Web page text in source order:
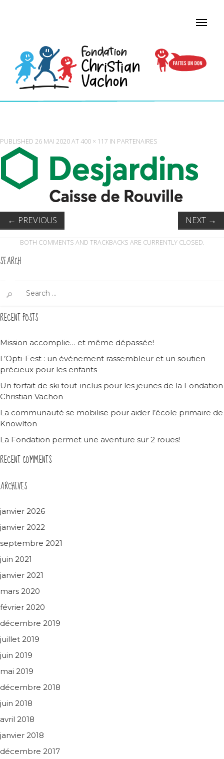
PUBLISHED 26 MAI 2020AT 400 × 117 IN PARTENAIRES
← PREVIOUS NEXT →
BOTH COMMENTS AND TRACKBACKS ARE CURRENTLY CLOSED.
SEARCH
for:
RECENT POSTS
Mission accomplie… et même dépassée!
L’Opti-Fest : un événement rassembleur et un soutien
précieux pour les enfants
Un forfait de ski tout-inclus pour les jeunes de la Fondation
Christian Vachon
La communauté se mobilise pour aider l’école primaire de
Knowlton
La Fondation permet une aventure sur 2 roues!
RECENT COMMENTS
ARCHIVES
janvier 2026
janvier 2022
septembre 2021
juin 2021
janvier 2021
mars 2020
février 2020
décembre 2019
juillet 2019
juin 2019
mai 2019
décembre 2018
juin 2018
avril 2018
janvier 2018
décembre 2017